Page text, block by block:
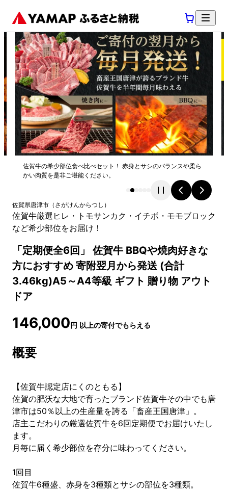
佐賀牛の希少部位食べ比べセット！ 赤身とサシのバランスや柔ら
かい肉質を是非ご堪能ください。
佐賀県唐津市 （ さがけんからつし ）
佐賀牛厳選ヒレ・トモサンカク・イチボ・モモブロック
など希少部位をお届け！
「定期便全6回」 佐賀牛 BBQや焼肉好きな
方におすすめ 寄附翌月から発送 (合計
3.46kg)A5～A4等級 ギフト 贈り物 アウト
ドア
146,000円 以上の寄付でもらえる
概要
【佐賀牛認定店にくのともる】
佐賀の肥沃な大地で育ったブランド佐賀牛その中でも唐
津市は50％以上の生産量を誇る「畜産王国唐津」。
店主こだわりの厳選佐賀牛を6回定期便でお届けいたし
ます。
月毎に届く希少部位を存分に味わってください。
1回目
佐賀牛6種盛、赤身を3種類とサシの部位を3種類。